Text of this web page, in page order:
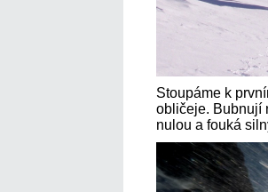
Stoupáme k
obličeje. Bubnují
nulou a fouká